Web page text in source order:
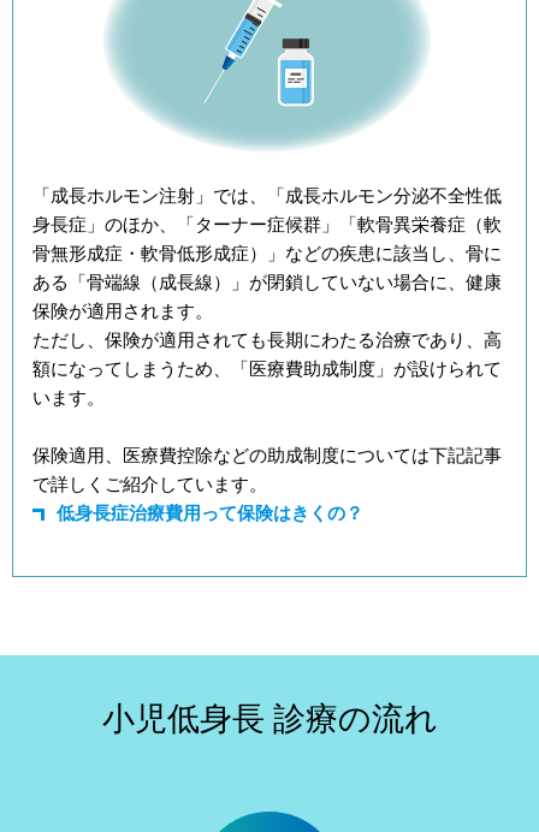
「成長ホルモン注射」では、「成長ホルモン分泌不全性低
身長症」のほか、「ターナー症候群」「軟骨異栄養症（軟
骨無形成症・軟骨低形成症）」などの疾患に該当し、骨に
ある「骨端線（成長線）」が閉鎖していない場合に、健康
保険が適用されます。
ただし、保険が適用されても長期にわたる治療であり、高
額になってしまうため、「医療費助成制度」が設けられて
います。
保険適用、医療費控除などの助成制度については下記記事
で詳しくご紹介しています。
低身長症治療費用って保険はきくの？
小児低身長 診療の流れ